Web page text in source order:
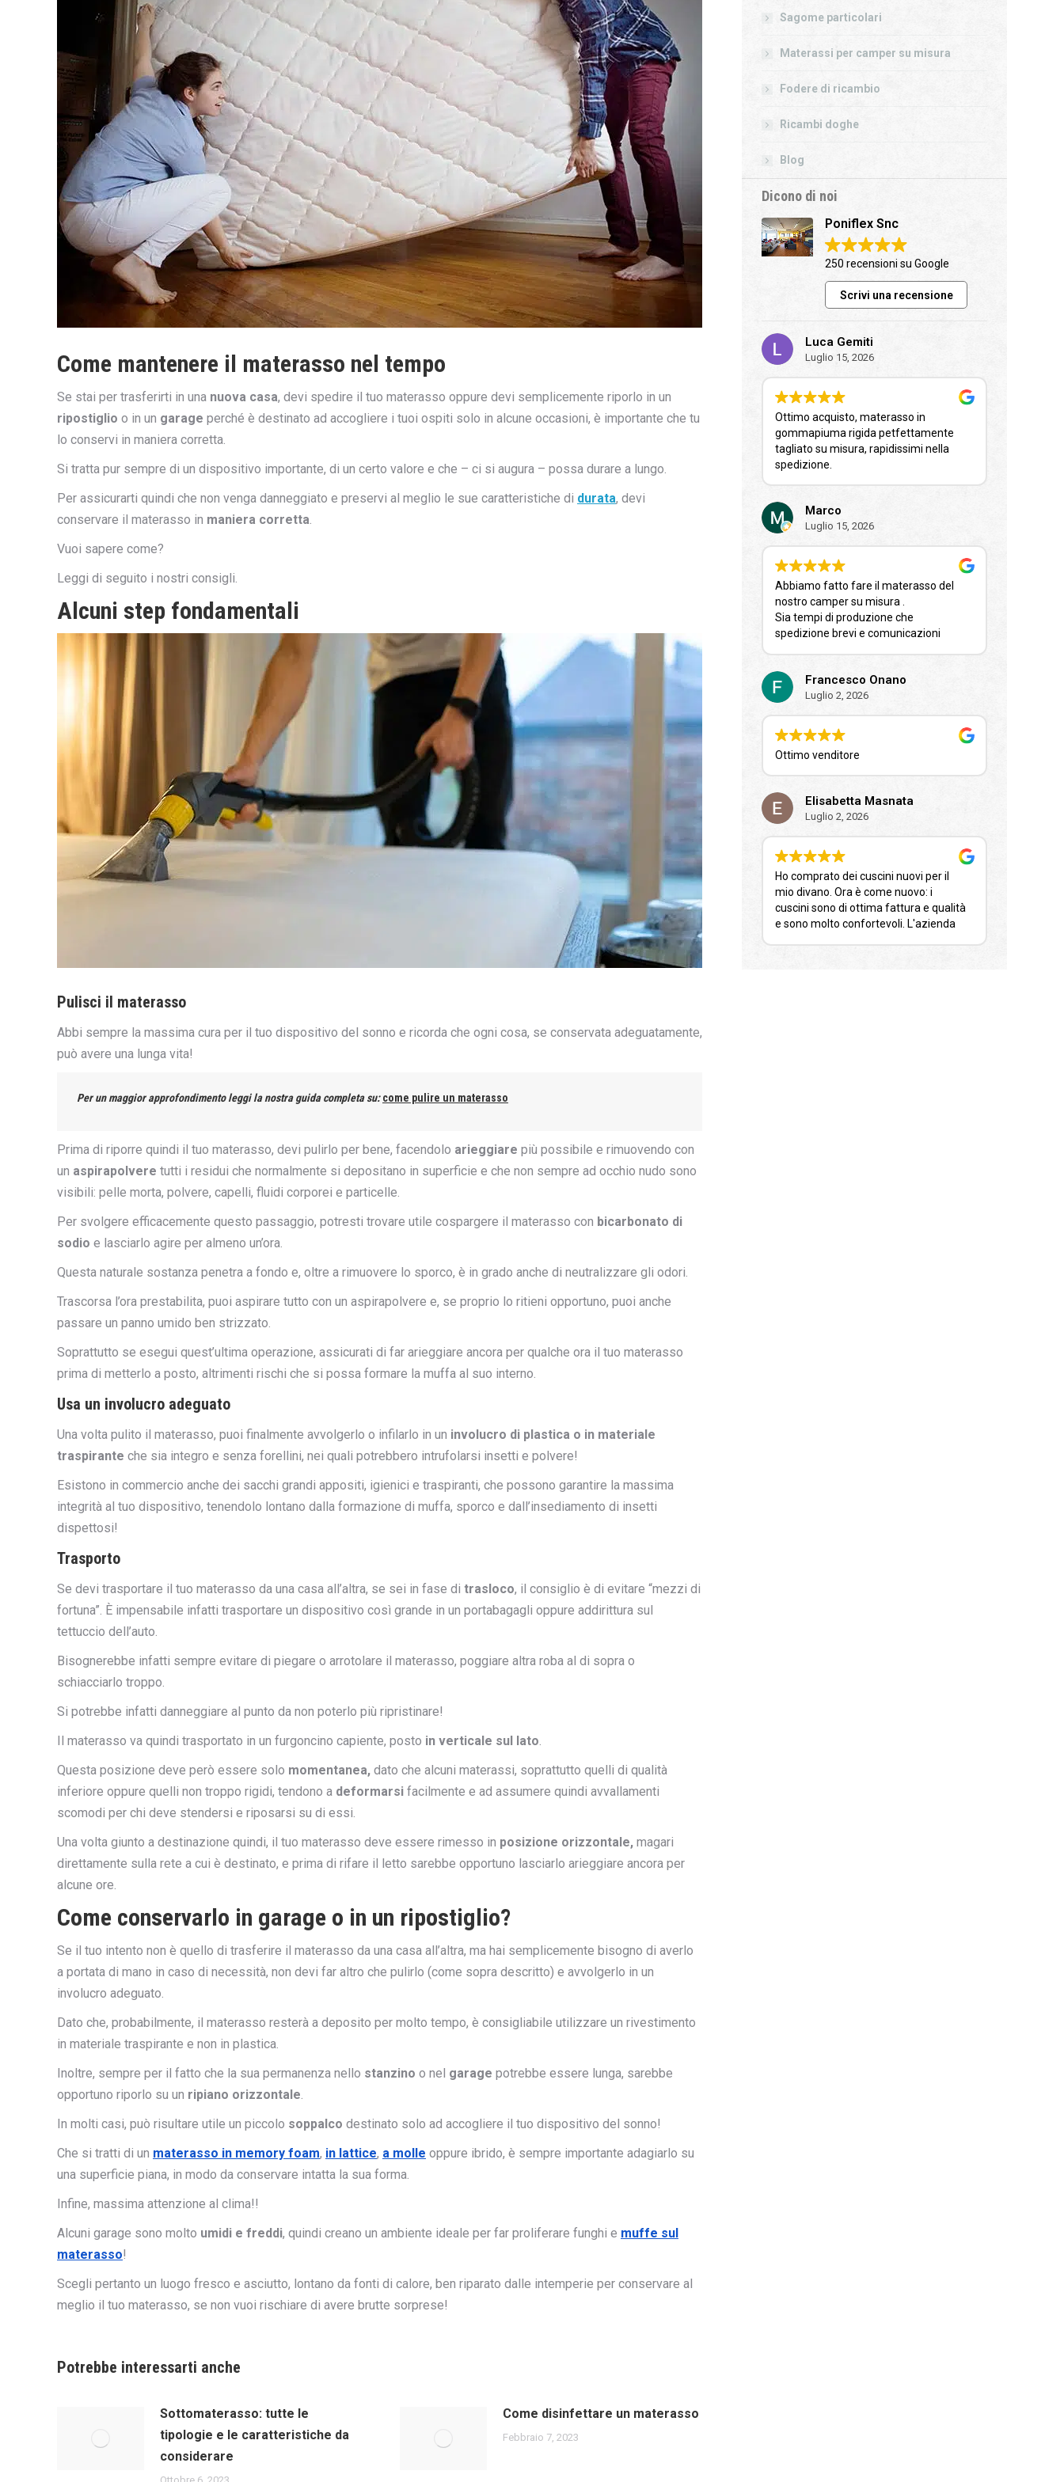
Come mantenere il materasso nel tempo
Se stai per trasferirti in una nuova casa, devi spedire il tuo materasso oppure devi semplicemente riporlo in un
ripostiglio o in un garage perché è destinato ad accogliere i tuoi ospiti solo in alcune occasioni, è importante che tu
lo conservi in maniera corretta.
Si tratta pur sempre di un dispositivo importante, di un certo valore e che – ci si augura – possa durare a lungo.
Per assicurarti quindi che non venga danneggiato e preservi al meglio le sue caratteristiche di durata, devi
conservare il materasso in maniera corretta.
Vuoi sapere come?
Leggi di seguito i nostri consigli.
Alcuni step fondamentali
Pulisci il materasso
Abbi sempre la massima cura per il tuo dispositivo del sonno e ricorda che ogni cosa, se conservata adeguatamente,
può avere una lunga vita!
Per un maggior approfondimento leggi la nostra guida completa su: come pulire un materasso
Prima di riporre quindi il tuo materasso, devi pulirlo per bene, facendolo arieggiare più possibile e rimuovendo con
un aspirapolvere tutti i residui che normalmente si depositano in superficie e che non sempre ad occhio nudo sono
visibili: pelle morta, polvere, capelli, fluidi corporei e particelle.
Per svolgere efficacemente questo passaggio, potresti trovare utile cospargere il materasso con bicarbonato di
sodio e lasciarlo agire per almeno un’ora.
Questa naturale sostanza penetra a fondo e, oltre a rimuovere lo sporco, è in grado anche di neutralizzare gli odori.
Trascorsa l’ora prestabilita, puoi aspirare tutto con un aspirapolvere e, se proprio lo ritieni opportuno, puoi anche
passare un panno umido ben strizzato.
Soprattutto se esegui quest’ultima operazione, assicurati di far arieggiare ancora per qualche ora il tuo materasso
prima di metterlo a posto, altrimenti rischi che si possa formare la muffa al suo interno.
Usa un involucro adeguato
Una volta pulito il materasso, puoi finalmente avvolgerlo o infilarlo in un involucro di plastica o in materiale
traspirante che sia integro e senza forellini, nei quali potrebbero intrufolarsi insetti e polvere!
Esistono in commercio anche dei sacchi grandi appositi, igienici e traspiranti, che possono garantire la massima
integrità al tuo dispositivo, tenendolo lontano dalla formazione di muffa, sporco e dall’insediamento di insetti
dispettosi!
Trasporto
Se devi trasportare il tuo materasso da una casa all’altra, se sei in fase di trasloco, il consiglio è di evitare “mezzi di
fortuna”. È impensabile infatti trasportare un dispositivo così grande in un portabagagli oppure addirittura sul
tettuccio dell’auto.
Bisognerebbe infatti sempre evitare di piegare o arrotolare il materasso, poggiare altra roba al di sopra o
schiacciarlo troppo.
Si potrebbe infatti danneggiare al punto da non poterlo più ripristinare!
Il materasso va quindi trasportato in un furgoncino capiente, posto in verticale sul lato.
Questa posizione deve però essere solo momentanea, dato che alcuni materassi, soprattutto quelli di qualità
inferiore oppure quelli non troppo rigidi, tendono a deformarsi facilmente e ad assumere quindi avvallamenti
scomodi per chi deve stendersi e riposarsi su di essi.
Una volta giunto a destinazione quindi, il tuo materasso deve essere rimesso in posizione orizzontale, magari
direttamente sulla rete a cui è destinato, e prima di rifare il letto sarebbe opportuno lasciarlo arieggiare ancora per
alcune ore.
Come conservarlo in garage o in un ripostiglio?
Se il tuo intento non è quello di trasferire il materasso da una casa all’altra, ma hai semplicemente bisogno di averlo
a portata di mano in caso di necessità, non devi far altro che pulirlo (come sopra descritto) e avvolgerlo in un
involucro adeguato.
Dato che, probabilmente, il materasso resterà a deposito per molto tempo, è consigliabile utilizzare un rivestimento
in materiale traspirante e non in plastica.
Inoltre, sempre per il fatto che la sua permanenza nello stanzino o nel garage potrebbe essere lunga, sarebbe
opportuno riporlo su un ripiano orizzontale.
In molti casi, può risultare utile un piccolo soppalco destinato solo ad accogliere il tuo dispositivo del sonno!
Che si tratti di un materasso in memory foam, in lattice, a molle oppure ibrido, è sempre importante adagiarlo su
una superficie piana, in modo da conservare intatta la sua forma.
Infine, massima attenzione al clima!!
Alcuni garage sono molto umidi e freddi, quindi creano un ambiente ideale per far proliferare funghi e muffe sul
materasso!
Scegli pertanto un luogo fresco e asciutto, lontano da fonti di calore, ben riparato dalle intemperie per conservare al
meglio il tuo materasso, se non vuoi rischiare di avere brutte sorprese!
Potrebbe interessarti anche
Sottomaterasso: tutte le
tipologie e le caratteristiche da
considerare
Come disinfettare un materasso
Febbraio 7, 2023
Sagome particolari
Materassi per camper su misura
Fodere di ricambio
Ricambi doghe
Blog
Dicono di noi
Poniflex Snc
250 recensioni su Google
Scrivi una recensione
Luca Gemiti
Luglio 15, 2026
Ottimo acquisto, materasso in
gommapiuma rigida petfettamente
tagliato su misura, rapidissimi nella
spedizione.
Marco
Luglio 15, 2026
Abbiamo fatto fare il materasso del
nostro camper su misura .
Sia tempi di produzione che
spedizione brevi e comunicazioni
finalmente si dorme e riposa come
pascià!
Francesco Onano
Luglio 2, 2026
Ottimo venditore
Elisabetta Masnata
Luglio 2, 2026
Ho comprato dei cuscini nuovi per il
mio divano. Ora è come nuovo: i
cuscini sono di ottima fattura e qualità
e sono molto confortevoli. L'azienda